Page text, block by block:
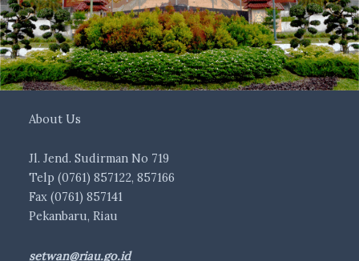
About Us
Jl. Jend. Sudirman No 719
Telp (0761) 857122, 857166
Fax (0761) 857141
Pekanbaru, Riau
setwan@riau.go.id